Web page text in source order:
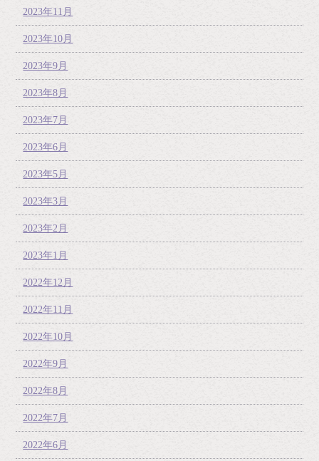
2023年11月
2023年10月
2023年9月
2023年8月
2023年7月
2023年6月
2023年5月
2023年3月
2023年2月
2023年1月
2022年12月
2022年11月
2022年10月
2022年9月
2022年8月
2022年7月
2022年6月